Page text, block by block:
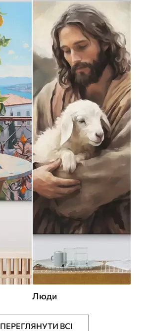
Люди
ПЕРЕГЛЯНУТИ ВСІ